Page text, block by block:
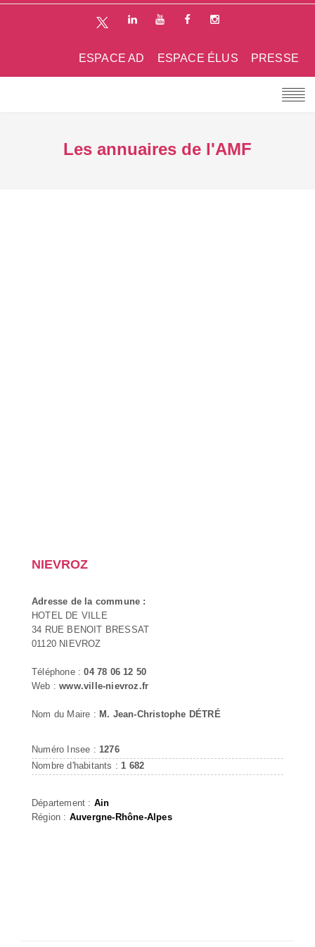
PRESSE
ESPACE ÉLUS
ESPACE AD
Les annuaires de l'AMF
NIEVROZ
Adresse de la commune :
HOTEL DE VILLE
34 RUE BENOIT BRESSAT
01120 NIEVROZ
Téléphone :04 78 06 12 50
Web :www.ville-nievroz.fr
Nom du Maire : M. Jean-Christophe DÉTRÉ
Numéro Insee : 1276
Nombre d'habitants : 1 682
Département : Ain
Région : Auvergne-Rhône-Alpes